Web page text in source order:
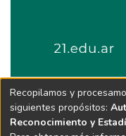
Recopilamos y
siguientes propósitos:
Reconocimiento y